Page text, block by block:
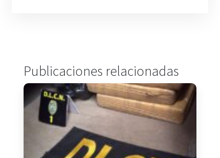
Publicaciones relacionadas